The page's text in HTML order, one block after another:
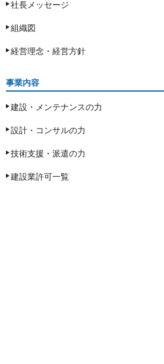
社長メッセージ
組織図
経営理念・経営方針
事業内容
建設・メンテナンスの力
設計・コンサルの力
技術支援・派遣の力
建設業許可一覧